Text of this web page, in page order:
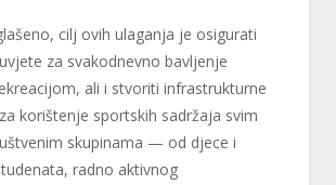
cilj ovih ulaganja je osigurati
za svakodnevno bavljenje
ali i stvoriti infrastrukturne
korištenje sportskih sadržaja svim
skupinama — od djece i
radno aktivnog